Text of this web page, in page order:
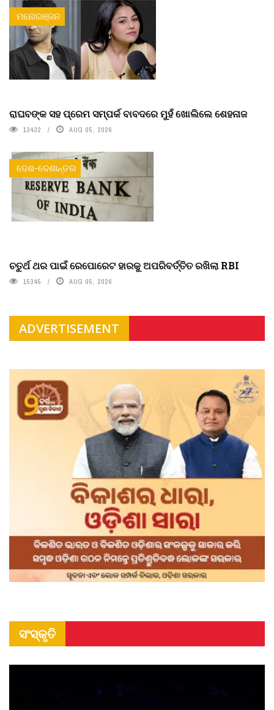
ମନୋରଞ୍ଜନ
ରାଘବଙ୍କ ସହ ପ୍ରେମ ସମ୍ପର୍କ ବାବଦରେ ମୁହଁ ଖୋଲିଲେ ଶେହନାଜ
13432 AUG 05, 2026
ଦେଶ-ଦେଶାନ୍ତର
ଚତୁର୍ଥ ଥର ପାଇଁ ରେପୋରେଟ ହାରକୁ ଅପରିବର୍ତ୍ତିତ ରଖିଲା RBI
15345 AUG 05, 2026
ADVERTISEMENT
ସଂସ୍କୃତି